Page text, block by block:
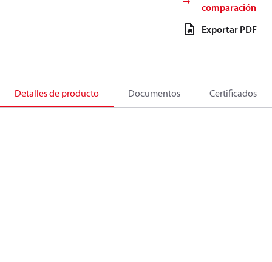
comparación
Exportar PDF
Detalles de producto Documentos Certificados